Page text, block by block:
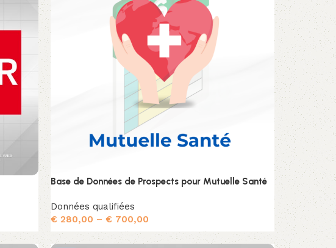
Base de Données de Prospects pour Mutuelle Santé
Données qualifiées
€ 280,00 –€ 700,00
Choix des options